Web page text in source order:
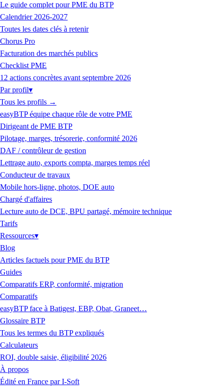
Le guide complet pour PME du BTP
Calendrier 2026-2027
Toutes les dates clés à retenir
Chorus Pro
Facturation des marchés publics
Checklist PME
12 actions concrètes avant septembre 2026
Par profil▾
Tous les profils →
easyBTP équipe chaque rôle de votre PME
Dirigeant de PME BTP
Pilotage, marges, trésorerie, conformité 2026
DAF / contrôleur de gestion
Lettrage auto, exports compta, marges temps réel
Conducteur de travaux
Mobile hors-ligne, photos, DOE auto
Chargé d'affaires
Lecture auto de DCE, BPU partagé, mémoire technique
Tarifs
Ressources▾
Blog
Articles factuels pour PME du BTP
Guides
Comparatifs ERP, conformité, migration
Comparatifs
easyBTP face à Batigest, EBP, Obat, Graneet…
Glossaire BTP
Tous les termes du BTP expliqués
Calculateurs
ROI, double saisie, éligibilité 2026
À propos
Édité en France par I-Soft